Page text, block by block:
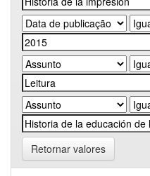
Retornar valores